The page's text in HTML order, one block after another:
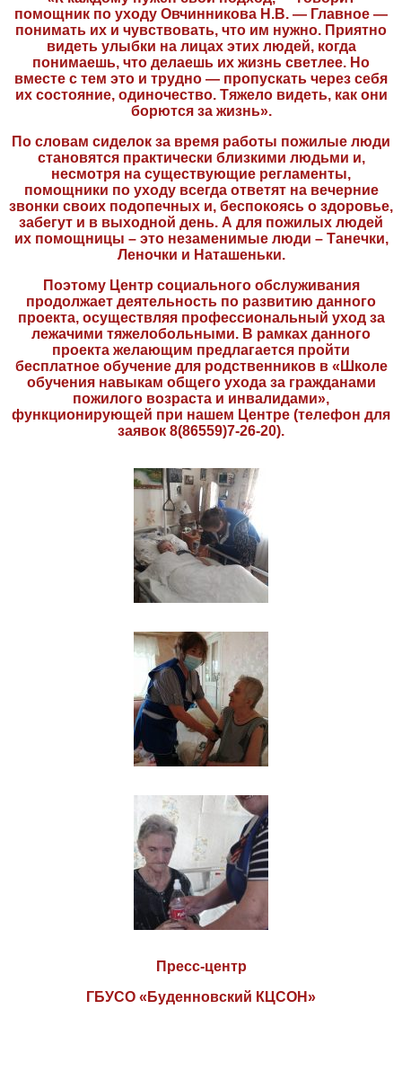
помощник по уходу Овчинникова Н.В. — Главное —
понимать их и чувствовать, что им нужно. Приятно
видеть улыбки на лицах этих людей, когда
понимаешь, что делаешь их жизнь светлее. Но
вместе с тем это и трудно — пропускать через себя
их состояние, одиночество. Тяжело видеть, как они
борются за жизнь».
По словам сиделок за время работы пожилые люди
становятся практически близкими людьми и,
несмотря на существующие регламенты,
помощники по уходу всегда ответят на вечерние
звонки своих подопечных и, беспокоясь о здоровье,
забегут и в выходной день. А для пожилых людей
их помощницы – это незаменимые люди – Танечки,
Леночки и Наташеньки.
Поэтому Центр социального обслуживания
продолжает деятельность по развитию данного
проекта, осуществляя профессиональный уход за
лежачими тяжелобольными. В рамках данного
проекта желающим предлагается пройти
бесплатное обучение для родственников в «Школе
обучения навыкам общего ухода за гражданами
пожилого возраста и инвалидами»,
функционирующей при нашем Центре (телефон для
заявок 8(86559)7-26-20).
Пресс-центр
ГБУСО «Буденновский КЦСОН»